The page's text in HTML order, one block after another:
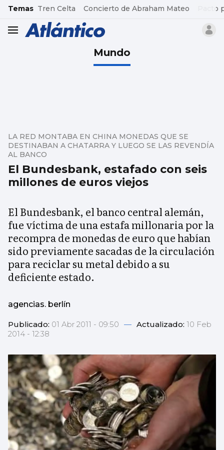
common.go-to-content
Temas Tren Celta Concierto de Abraham Mateo Pacto
header.menu.open
Mundo
El Bundesbank, estafado con seis
millones de euros viejos
LA RED MONTABA EN CHINA MONEDAS QUE SE
DESTINABAN A CHATARRA Y LUEGO SE LAS REVENDÍA
AL BANCO
El Bundesbank, el banco central alemán,
fue víctima de una estafa millonaria por la
recompra de monedas de euro que habían
sido previamente sacadas de la circulación
para reciclar su metal debido a su
deficiente estado.
agencias. berlín
Publicado: 01 Abr 2011 - 09:50 — Actualizado: 10 Feb
2014 - 12:38